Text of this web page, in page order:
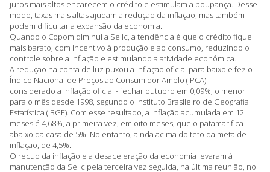
juros mais altos encarecem o crédito e estimulam a poupança. Desse
modo, taxas mais altas ajudam a redução da inflação, mas também
podem dificultar a expansão da economia.
Quando o Copom diminui a Selic, a tendência é que o crédito fique
mais barato, com incentivo à produção e ao consumo, reduzindo o
controle sobre a inflação e estimulando a atividade econômica.
A redução na conta de luz puxou a inflação oficial para baixo e fez o
Índice Nacional de Preços ao Consumidor Amplo (IPCA) -
considerado a inflação oficial - fechar outubro em 0,09%, o menor
para o mês desde 1998, segundo o Instituto Brasileiro de Geografia
Estatística (IBGE). Com esse resultado, a inflação acumulada em 12
meses é 4,68%, a primeira vez, em oito meses, que o patamar fica
abaixo da casa de 5%. No entanto, ainda acima do teto da meta de
inflação, de 4,5%.
O recuo da inflação e a desaceleração da economia levaram à
manutenção da Selic pela terceira vez seguida, na última reunião, no